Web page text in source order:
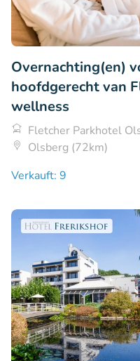
Overnachting(en)
hoofdgerecht van
wellness
Fletcher Parkhotel
Olsberg (72km)
Verkauft: 9